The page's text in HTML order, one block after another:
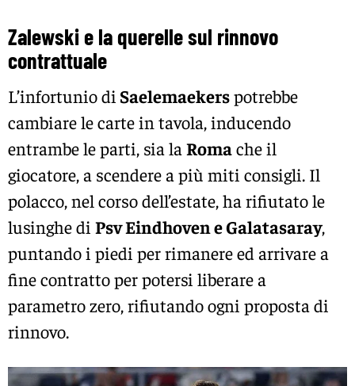
Zalewski e la querelle sul rinnovo
contrattuale
L’infortunio di Saelemaekerspotrebbe
cambiare le carte in tavola, inducendo
entrambe le parti, sia la Romache il
giocatore, a scendere a più miti consigli. Il
polacco, nel corso dell’estate, ha rifiutato le
lusinghe di Psv Eindhoven e Galatasaray,
puntando i piedi per rimanere ed arrivare a
fine contratto per potersi liberare a
parametro zero, rifiutando ogni proposta di
rinnovo.